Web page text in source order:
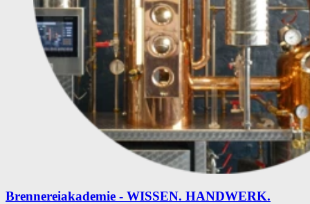
Brennereiakademie - WISSEN. HANDWERK.